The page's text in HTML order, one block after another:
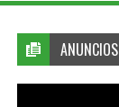
ANUNCIOS